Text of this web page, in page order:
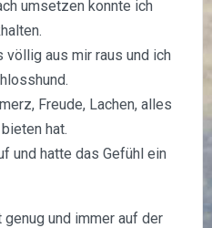
umsetzen konnte ich
völlig aus mir raus und ich
Freude, Lachen, alles
hat.
und hatte das Gefühl ein
und immer auf der